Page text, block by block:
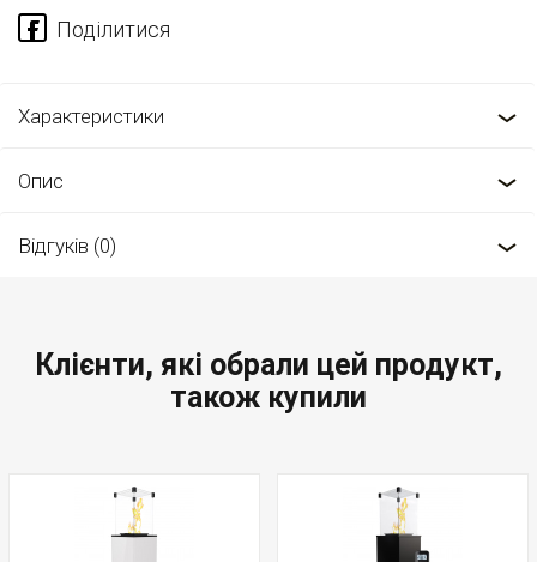
Характеристики
Опис
Відгуків (0)
Клієнти, які обрали цей продукт,
також купили